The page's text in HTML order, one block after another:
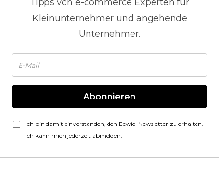
Tipps von e-commerce Experten für
Kleinunternehmer und angehende
Unternehmer.
Abonnieren
Ich bin damit einverstanden, den Ecwid-Newsletter zu erhalten.
Ich kann mich jederzeit abmelden.